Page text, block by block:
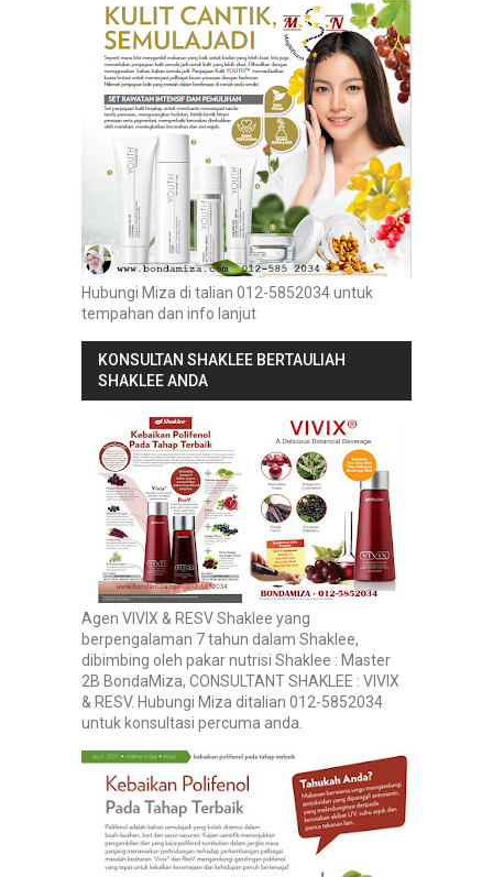
Hubungi Miza di talian 012-5852034 untuk
tempahan dan info lanjut
KONSULTAN SHAKLEE BERTAULIAH
SHAKLEE ANDA
Agen VIVIX & RESV Shaklee yang
berpengalaman 7 tahun dalam Shaklee,
dibimbing oleh pakar nutrisi Shaklee : Master
2B BondaMiza, CONSULTANT SHAKLEE : VIVIX
& RESV. Hubungi Miza ditalian 012-5852034
untuk konsultasi percuma anda.